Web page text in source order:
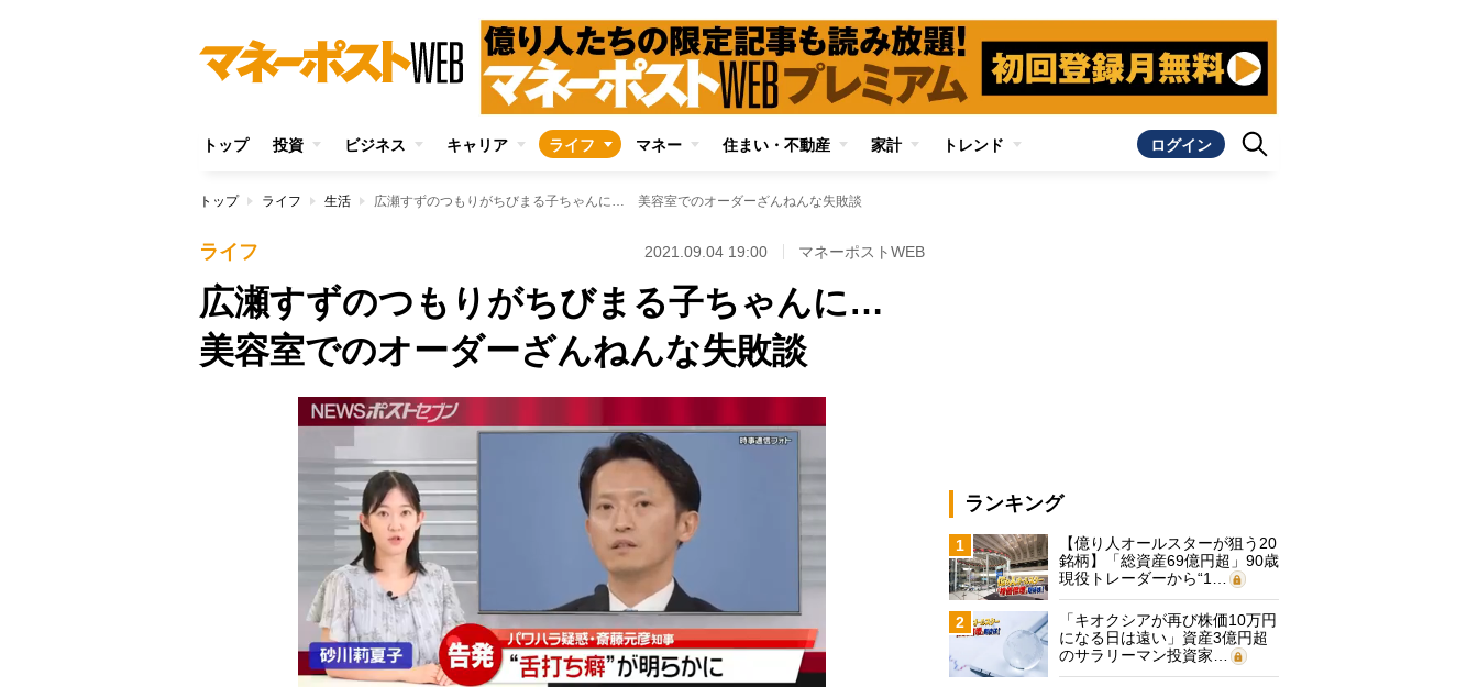
トップ 投資 ビジネス キャリア ライフ マネー 住まい・不動産 家計 トレンド ログイン
トップ ライフ 生活 広瀬すずのつもりがちびまる子ちゃんに… 美容室でのオーダーざんねんな失敗談
ライフ 2021.09.04 19:00 マネーポストWEB
広瀬すずのつもりがちびまる子ちゃんに…
美容室でのオーダーざんねんな失敗談
ランキング
1
【億り人オールスターが狙う20
銘柄】「総資産69億円超」90歳
現役トレーダーから“1…
2
「キオクシアが再び株価10万円
になる日は遠い」資産3億円超
のサラリーマン投資家…